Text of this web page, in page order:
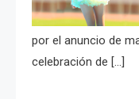
por el anuncio de
celebración de […]